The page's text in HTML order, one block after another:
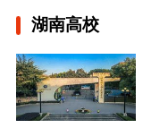
湖南高校